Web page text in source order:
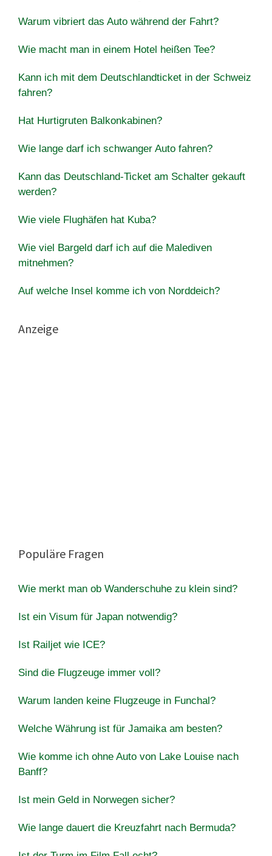
Warum vibriert das Auto während der Fahrt?
Wie macht man in einem Hotel heißen Tee?
Kann ich mit dem Deutschlandticket in der Schweiz
fahren?
Hat Hurtigruten Balkonkabinen?
Wie lange darf ich schwanger Auto fahren?
Kann das Deutschland-Ticket am Schalter gekauft
werden?
Wie viele Flughäfen hat Kuba?
Wie viel Bargeld darf ich auf die Malediven
mitnehmen?
Auf welche Insel komme ich von Norddeich?
Anzeige
Populäre Fragen
Wie merkt man ob Wanderschuhe zu klein sind?
Ist ein Visum für Japan notwendig?
Ist Railjet wie ICE?
Sind die Flugzeuge immer voll?
Warum landen keine Flugzeuge in Funchal?
Welche Währung ist für Jamaika am besten?
Wie komme ich ohne Auto von Lake Louise nach
Banff?
Ist mein Geld in Norwegen sicher?
Wie lange dauert die Kreuzfahrt nach Bermuda?